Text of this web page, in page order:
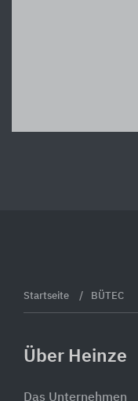
Startseite BÜTEC
Über Heinze
Das Unternehmen